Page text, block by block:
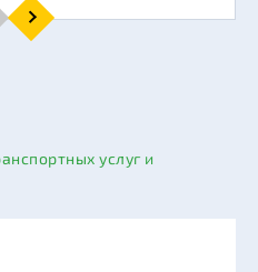
услуг и